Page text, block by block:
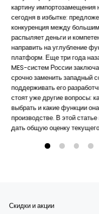
картину импортозамещения
сегодня в избытке:
конкуренция между
распыляет деньги и
направить на углубление
платформ. Еще три года
MES-систем России
срочно заменить западный
поддерживать его
стоят уже другие вопросы:
выбрать и какие функции
производстве. В этой
дать общую оценку
Скидки и акции